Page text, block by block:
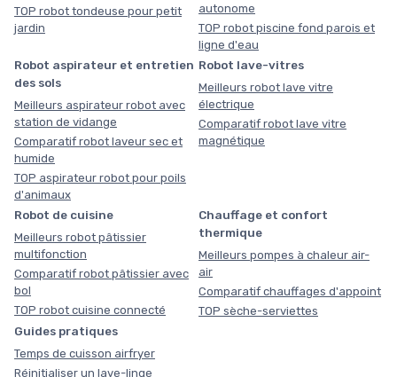
TOP robot tondeuse pour petit
jardin
autonome
TOP robot piscine fond parois et
ligne d'eau
Robot aspirateur et entretien
des sols
Meilleurs aspirateur robot avec
station de vidange
Comparatif robot laveur sec et
humide
TOP aspirateur robot pour poils
d'animaux
Robot lave-vitres
Meilleurs robot lave vitre
électrique
Comparatif robot lave vitre
magnétique
Robot de cuisine
Meilleurs robot pâtissier
multifonction
Comparatif robot pâtissier avec
bol
TOP robot cuisine connecté
Chauffage et confort
thermique
Meilleurs pompes à chaleur air-
air
Comparatif chauffages d'appoint
TOP sèche-serviettes
Guides pratiques
Temps de cuisson airfryer
Réinitialiser un lave-linge